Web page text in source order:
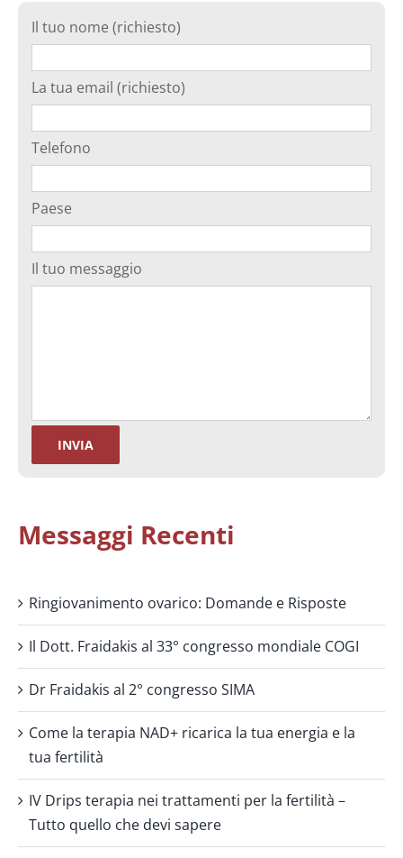
Il tuo nome (richiesto)
La tua email (richiesto)
Telefono
Paese
Il tuo messaggio
Messaggi Recenti
Ringiovanimento ovarico: Domande e Risposte
Il Dott. Fraidakis al 33° congresso mondiale COGI
Dr Fraidakis al 2° congresso SIMA
Come la terapia NAD+ ricarica la tua energia e la
tua fertilità
IV Drips terapia nei trattamenti per la fertilità –
Tutto quello che devi sapere